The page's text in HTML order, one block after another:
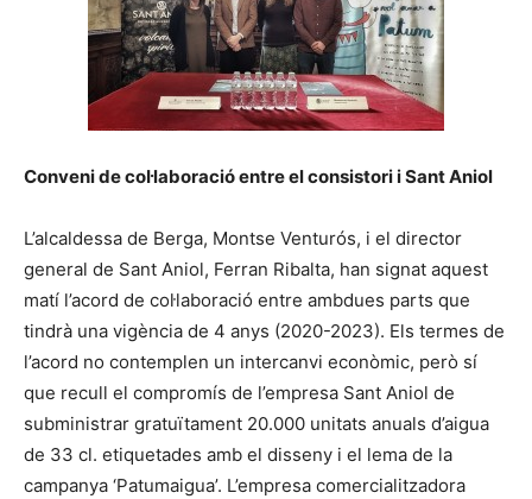
Conveni de col·laboració entre el consistori i Sant Aniol
L’alcaldessa de Berga, Montse Venturós, i el director
general de Sant Aniol, Ferran Ribalta, han signat aquest
matí l’acord de col·laboració entre ambdues parts que
tindrà una vigència de 4 anys (2020-2023). Els termes de
l’acord no contemplen un intercanvi econòmic, però sí
que recull el compromís de l’empresa Sant Aniol de
subministrar gratuïtament 20.000 unitats anuals d’aigua
de 33 cl. etiquetades amb el disseny i el lema de la
campanya ‘Patumaigua’. L’empresa comercialitzadora